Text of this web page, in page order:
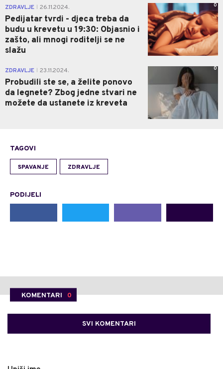
ZDRAVLJE 26.11.2024.
Pedijatar tvrdi - djeca treba da
budu u krevetu u 19:30: Objasnio i
zašto, ali mnogi roditelji se ne
slažu
0
ZDRAVLJE 23.11.2024.
Probudili ste se, a želite ponovo
da legnete? Zbog jedne stvari ne
možete da ustanete iz kreveta
0
TAGOVI
SPAVANJE ZDRAVLJE
PODIJELI
KOMENTARI 0
SVI KOMENTARI